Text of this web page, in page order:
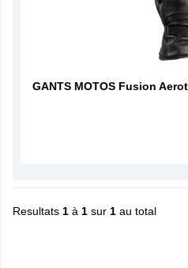
GANTS MOTOS Fusion
Resultats 1 à 1 sur 1 au total